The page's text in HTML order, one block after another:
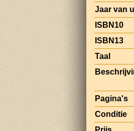
Jaar van
ISBN10
ISBN13
Taal
Pagina's
Conditie